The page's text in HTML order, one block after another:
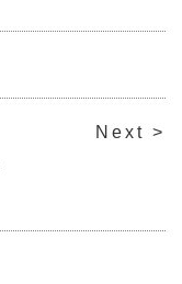
Next >